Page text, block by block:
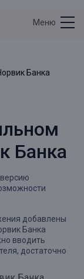
Меню
Банка
Банка
добавлены
Банка
вводить
достаточно